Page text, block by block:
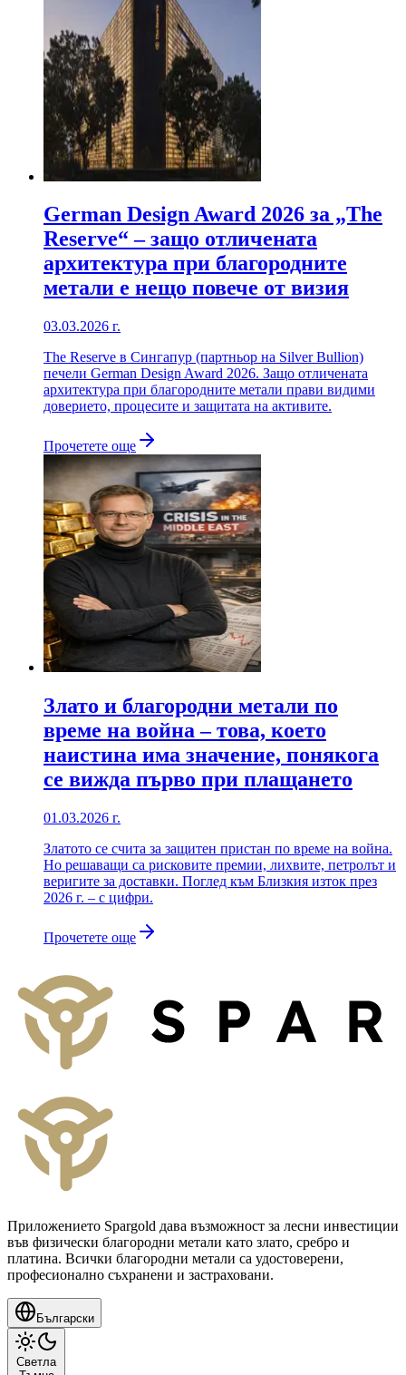
German Design Award 2026 за „The
Reserve“ – защо отличената
архитектура при благородните
метали е нещо повече от визия
03.03.2026 г.
The Reserve в Сингапур (партньор на Silver Bullion)
печели German Design Award 2026. Защо отличената
архитектура при благородните метали прави видими
доверието, процесите и защитата на активите.
Прочетете още
Злато и благородни метали по
време на война – това, което
наистина има значение, понякога
се вижда първо при плащането
01.03.2026 г.
Златото се счита за защитен пристан по време на война.
Но решаващи са рисковите премии, лихвите, петролът и
веригите за доставки. Поглед към Близкия изток през
2026 г. – с цифри.
Прочетете още
Приложението Spargold дава възможност за лесни инвестиции
във физически благородни метали като злато, сребро и
платина. Всички благородни метали са удостоверени,
професионално съхранени и застраховани.
Български
Светла